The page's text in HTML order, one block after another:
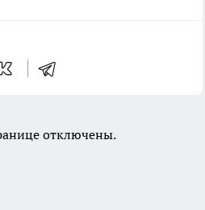
отключены.